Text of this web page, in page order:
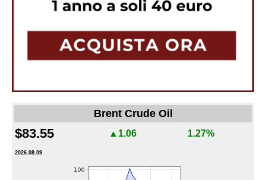
Brent Crude Oil
$83.55 ▲1.06 1.27%
2026.08.09